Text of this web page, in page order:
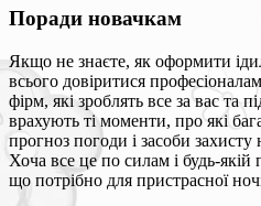
Поради новачкам
Якщо не знаєте, як оформити
всього довіритися
фірм, які зроблять все за вас та
врахують ті моменти, про які
прогноз погоди і засоби
Хоча все це по силам і будь-
що потрібно для пристрасної